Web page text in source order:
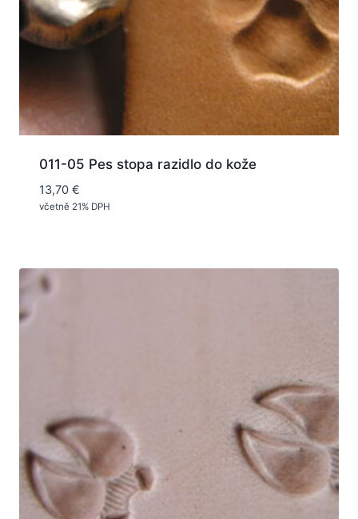
011-05 Pes stopa razidlo do kože
13,70 €
včetně 21% DPH